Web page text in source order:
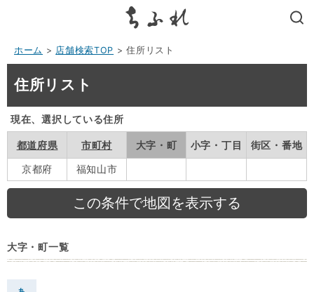
ホーム > 店舗検索TOP > 住所リスト
住所リスト
現在、選択している住所
都道府県 市町村 大字・町 小字・丁目
街区・番地
京都府
福知山市
大字・町一覧